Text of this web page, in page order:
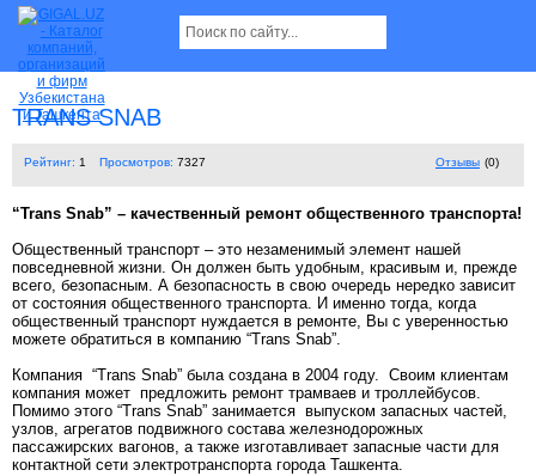
TRANS SNAB
Рейтинг: 1 Просмотров: 7327 Отзывы (0)
“Trans Snab” – качественный ремонт общественного транспорта!
Общественный транспорт – это незаменимый элемент нашей
повседневной жизни. Он должен быть удобным, красивым и, прежде
всего, безопасным. А безопасность в свою очередь нередко зависит
от состояния общественного транспорта. И именно тогда, когда
общественный транспорт нуждается в ремонте, Вы с уверенностью
можете обратиться в компанию “Trans Snab”.
Компания “Trans Snab” была создана в 2004 году. Своим клиентам
компания может предложить ремонт трамваев и троллейбусов.
Помимо этого “Trans Snab” занимается выпуском запасных частей,
узлов, агрегатов подвижного состава железнодорожных
пассажирских вагонов, а также изготавливает запасные части для
контактной сети электротранспорта города Ташкента.